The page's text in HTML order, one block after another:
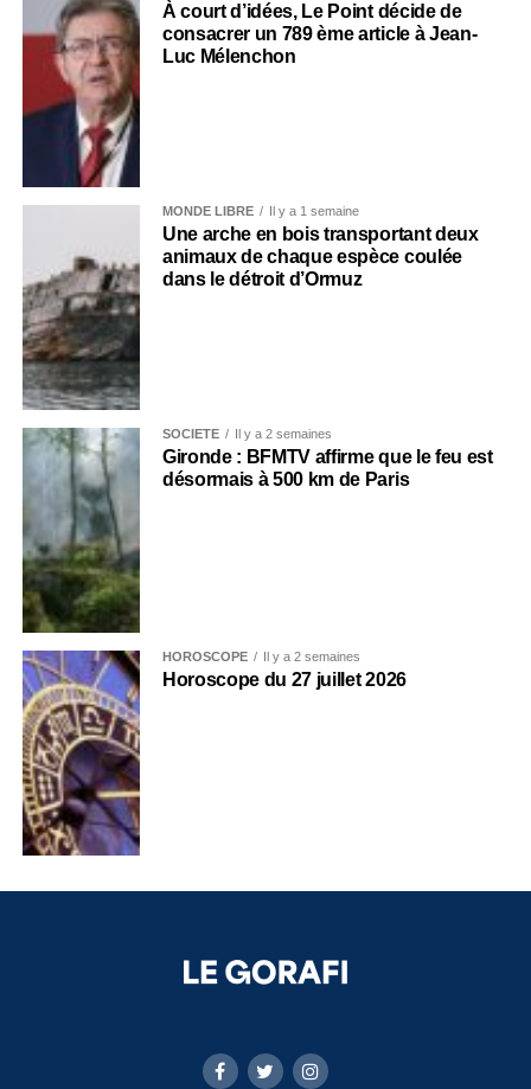
À court d’idées, Le Point décide de
consacrer un 789 ème article à Jean-
Luc Mélenchon
MONDE LIBRE Il y a 1 semaine
Une arche en bois transportant deux
animaux de chaque espèce coulée
dans le détroit d’Ormuz
SOCIÉTÉ Il y a 2 semaines
Gironde : BFMTV affirme que le feu est
désormais à 500 km de Paris
HOROSCOPE Il y a 2 semaines
Horoscope du 27 juillet 2026